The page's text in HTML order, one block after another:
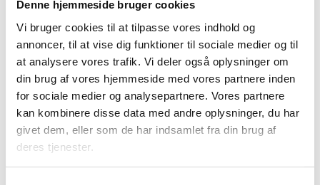
Denne hjemmeside bruger cookies
Vi bruger cookies til at tilpasse vores indhold og
annoncer, til at vise dig funktioner til sociale medier og til
at analysere vores trafik. Vi deler også oplysninger om
din brug af vores hjemmeside med vores partnere inden
for sociale medier og analysepartnere. Vores partnere
kan kombinere disse data med andre oplysninger, du har
givet dem, eller som de har indsamlet fra din brug af
deres tjenester.
til tilgængelighed i forbindelse med renovering er under en
tredjedel af, hvad det koster at etablere en ny
tilgængelighedsbolig. Dét er den ene store fordel.
Den anden er, at boligerne ligger dér, hvor de ældre
borgere allerhelst vil bo. På denne måde sikrer vi blandede
byområder – også generationsmæssigt.
Skaber nyt rum for socialt samvær